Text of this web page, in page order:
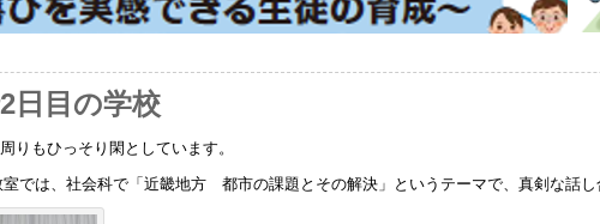
日目の学校
りもひっそり閑としています。
では、社会科で「近畿地方 都市の課題とその解決」というテーマで、真剣な話し